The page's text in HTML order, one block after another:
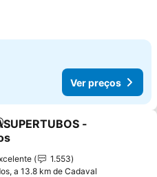
Ver preços
aos favoritos
-
1.553
a 13.8 km de Cadaval